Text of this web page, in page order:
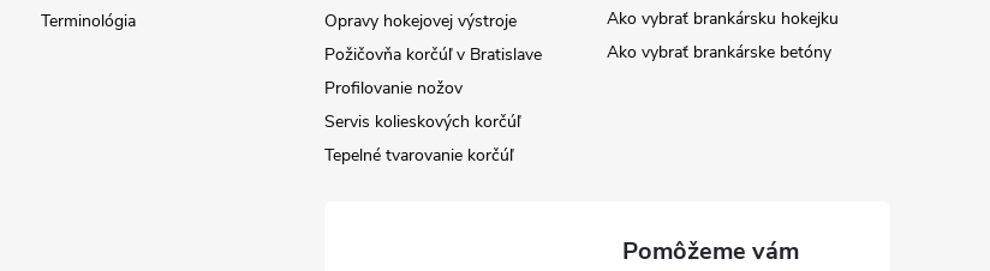
Terminológia
Opravy hokejovej výstroje
Požičovňa korčúľ v Bratislave
Profilovanie nožov
Servis kolieskových korčúľ
Tepelné tvarovanie korčúľ
Ako vybrať brankársku hokejku
Ako vybrať brankárske betóny